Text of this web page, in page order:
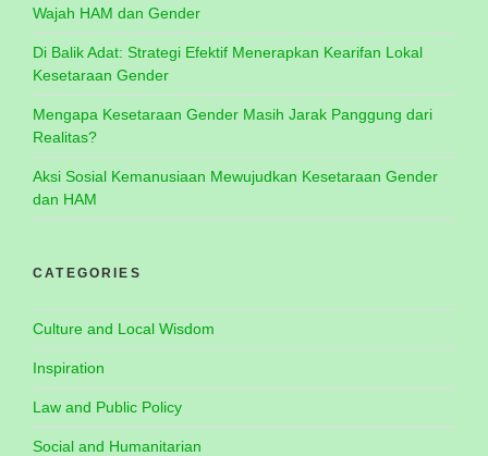
Wajah HAM dan Gender
Di Balik Adat: Strategi Efektif Menerapkan Kearifan Lokal
Kesetaraan Gender
Mengapa Kesetaraan Gender Masih Jarak Panggung dari
Realitas?
Aksi Sosial Kemanusiaan Mewujudkan Kesetaraan Gender
dan HAM
CATEGORIES
Culture and Local Wisdom
Inspiration
Law and Public Policy
Social and Humanitarian